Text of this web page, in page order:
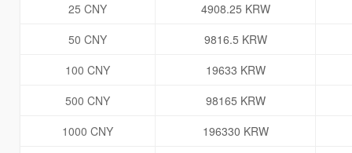
25 CNY
4908.25 KRW
50 CNY
9816.5 KRW
100 CNY
19633 KRW
500 CNY
98165 KRW
1000 CNY
196330 KRW